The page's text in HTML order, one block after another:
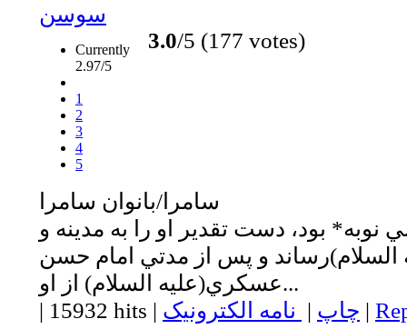
سوسن
Currently
2.97/5
1
2
3
4
5
3.0/5 (177 votes)
سامرا/بانوان سامرا
نوبه* بود، دست تقدير او را به مدينه و
السلام)رساند و پس از مدتي امام حسن
عسکري(عليه السلام) از او...
| 15932 hits | چاپ | نامه الکترونیک |